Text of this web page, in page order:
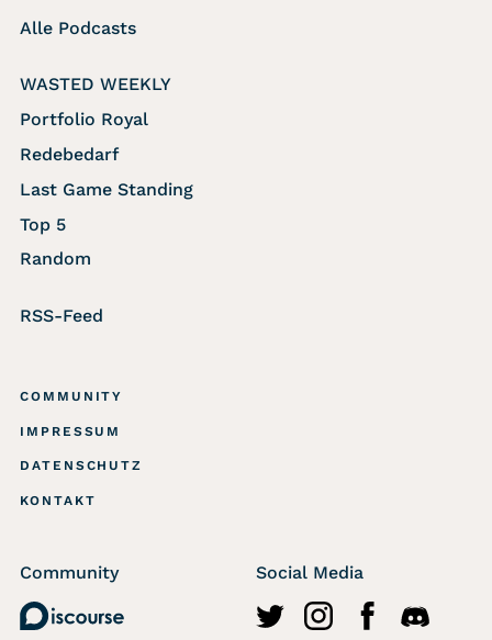
Alle Podcasts
WASTED WEEKLY
Portfolio Royal
Redebedarf
Last Game Standing
Top 5
Random
RSS-Feed
COMMUNITY
IMPRESSUM
DATENSCHUTZ
KONTAKT
Community
Discourse
Social Media
http://twitter.com/
https://https://https://